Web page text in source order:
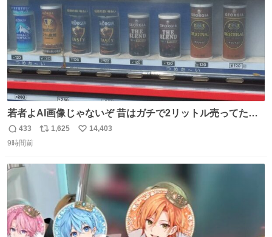
若者よAI画像じゃないぞ 昔はガチで2リットル売ってたん
やでw
返
信
433
リ
1,625
い
数
14,403
9時間前